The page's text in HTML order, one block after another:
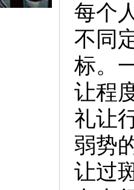
每个
不同
标。
让程
礼让
弱势
让过